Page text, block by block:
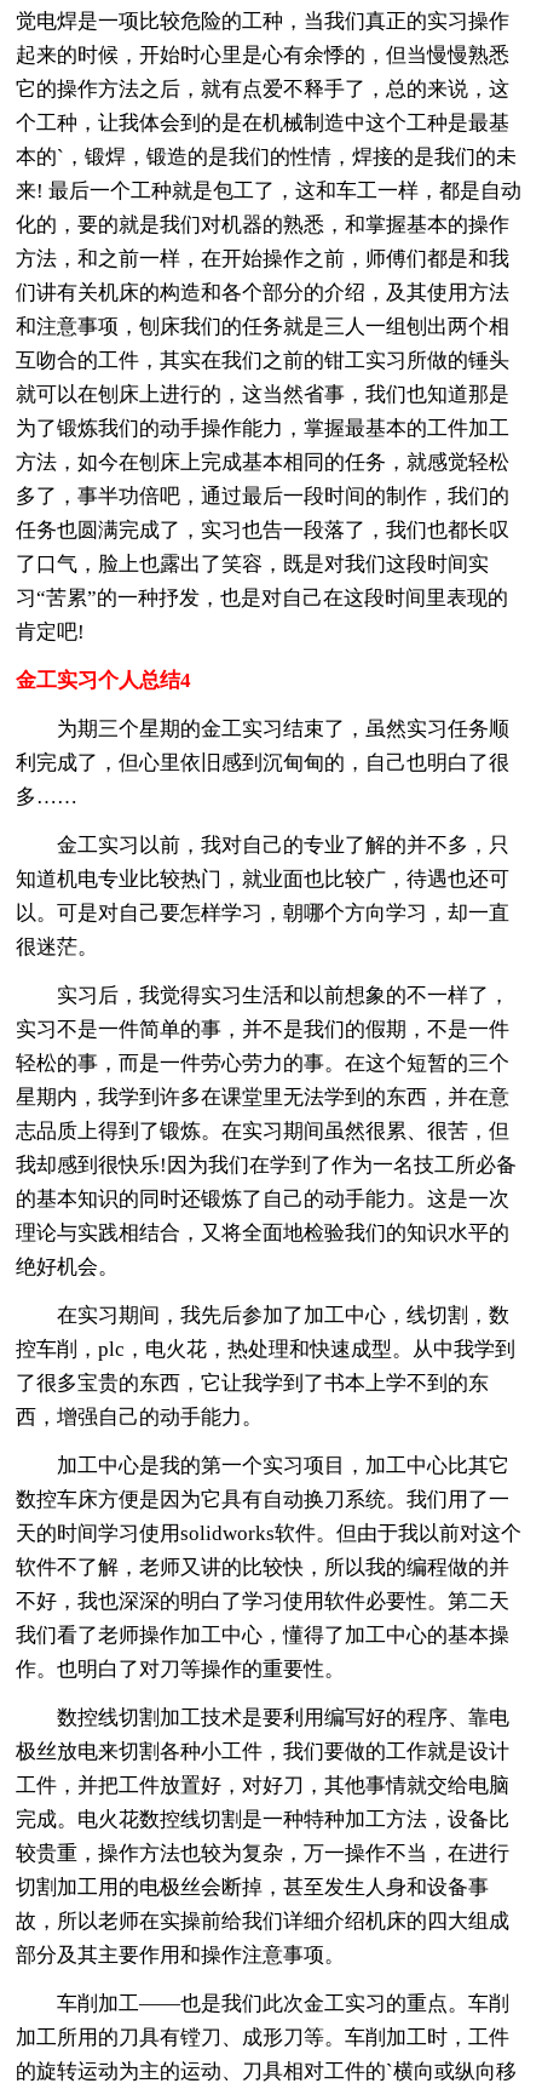
觉电焊是一项比较危险的工种，当我们真正的实习操作
起来的时候，开始时心里是心有余悸的，但当慢慢熟悉
它的操作方法之后，就有点爱不释手了，总的来说，这
个工种，让我体会到的是在机械制造中这个工种是最基
本的`，锻焊，锻造的是我们的性情，焊接的是我们的未
来! 最后一个工种就是包工了，这和车工一样，都是自动
化的，要的就是我们对机器的熟悉，和掌握基本的操作
方法，和之前一样，在开始操作之前，师傅们都是和我
们讲有关机床的构造和各个部分的介绍，及其使用方法
和注意事项，刨床我们的任务就是三人一组刨出两个相
互吻合的工件，其实在我们之前的钳工实习所做的锤头
就可以在刨床上进行的，这当然省事，我们也知道那是
为了锻炼我们的动手操作能力，掌握最基本的工件加工
方法，如今在刨床上完成基本相同的任务，就感觉轻松
多了，事半功倍吧，通过最后一段时间的制作，我们的
任务也圆满完成了，实习也告一段落了，我们也都长叹
了口气，脸上也露出了笑容，既是对我们这段时间实
习“苦累”的一种抒发，也是对自己在这段时间里表现的
肯定吧!
金工实习个人总结4
为期三个星期的金工实习结束了，虽然实习任务顺
利完成了，但心里依旧感到沉甸甸的，自己也明白了很
多……
金工实习以前，我对自己的专业了解的并不多，只
知道机电专业比较热门，就业面也比较广，待遇也还可
以。可是对自己要怎样学习，朝哪个方向学习，却一直
很迷茫。
实习后，我觉得实习生活和以前想象的不一样了，
实习不是一件简单的事，并不是我们的假期，不是一件
轻松的事，而是一件劳心劳力的事。在这个短暂的三个
星期内，我学到许多在课堂里无法学到的东西，并在意
志品质上得到了锻炼。在实习期间虽然很累、很苦，但
我却感到很快乐!因为我们在学到了作为一名技工所必备
的基本知识的同时还锻炼了自己的动手能力。这是一次
理论与实践相结合，又将全面地检验我们的知识水平的
绝好机会。
在实习期间，我先后参加了加工中心，线切割，数
控车削，plc，电火花，热处理和快速成型。从中我学到
了很多宝贵的东西，它让我学到了书本上学不到的东
西，增强自己的动手能力。
加工中心是我的第一个实习项目，加工中心比其它
数控车床方便是因为它具有自动换刀系统。我们用了一
天的时间学习使用solidworks软件。但由于我以前对这个
软件不了解，老师又讲的比较快，所以我的编程做的并
不好，我也深深的明白了学习使用软件必要性。第二天
我们看了老师操作加工中心，懂得了加工中心的基本操
作。也明白了对刀等操作的重要性。
数控线切割加工技术是要利用编写好的程序、靠电
极丝放电来切割各种小工件，我们要做的工作就是设计
工件，并把工件放置好，对好刀，其他事情就交给电脑
完成。电火花数控线切割是一种特种加工方法，设备比
较贵重，操作方法也较为复杂，万一操作不当，在进行
切割加工用的电极丝会断掉，甚至发生人身和设备事
故，所以老师在实操前给我们详细介绍机床的四大组成
部分及其主要作用和操作注意事项。
车削加工——也是我们此次金工实习的重点。车削
加工所用的刀具有镗刀、成形刀等。车削加工时，工件
的旋转运动为主的运动、刀具相对工件的`横向或纵向移